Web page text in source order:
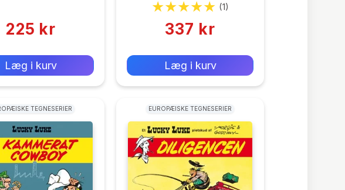
225 kr
Læg i kurv
(1)
337 kr
Læg i kurv
TEGNESERIER EUROPÆISKE TEGNESERIER